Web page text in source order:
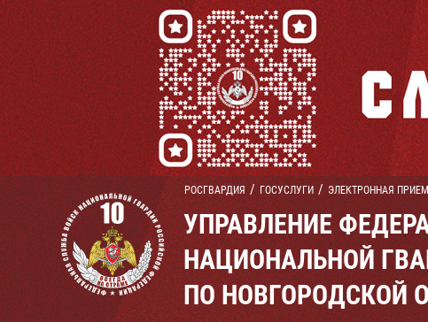
РОСГВАРДИЯ ГОСУСЛУГИ ЭЛЕКТРОННАЯ
УПРАВЛЕНИЕ
НАЦИОНАЛЬНОЙ
ПО НОВГОРОДСКОЙ